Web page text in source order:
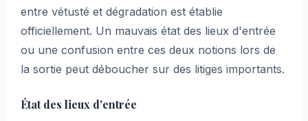
entre vétusté et dégradation est établie
officiellement. Un mauvais état des lieux d'entrée
ou une confusion entre ces deux notions lors de
la sortie peut déboucher sur des litiges importants.
État des lieux d'entrée